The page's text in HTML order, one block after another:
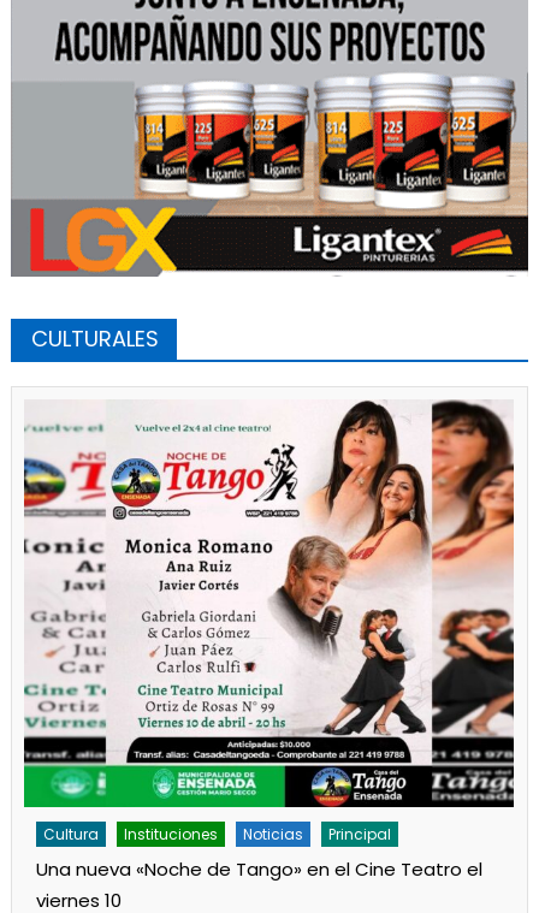
CULTURALES
Cultura Instituciones Noticias Principal
Una nueva «Noche de Tango» en el Cine Teatro el
viernes 10